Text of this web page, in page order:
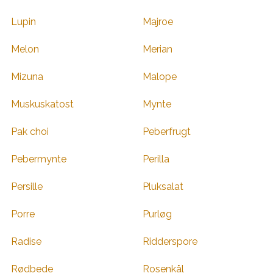
Lupin Majroe
Melon Merian
Mizuna Malope
Muskuskatost Mynte
Pak choi Peberfrugt
Pebermynte Perilla
Persille Pluksalat
Porre Purløg
Radise Ridderspore
Rødbede Rosenkål